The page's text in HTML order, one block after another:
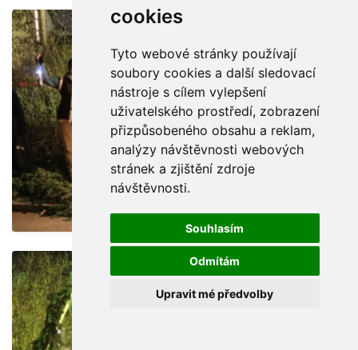
cookies
Tyto webové stránky používají
soubory cookies a další sledovací
nástroje s cílem vylepšení
uživatelského prostředí, zobrazení
přizpůsobeného obsahu a reklam,
analýzy návštěvnosti webových
stránek a zjištění zdroje
návštěvnosti.
Souhlasím
Odmítám
Upravit mé předvolby